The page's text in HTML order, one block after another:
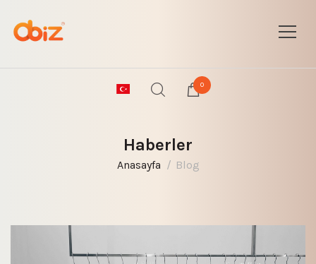
0
Haberler
Anasayfa Blog